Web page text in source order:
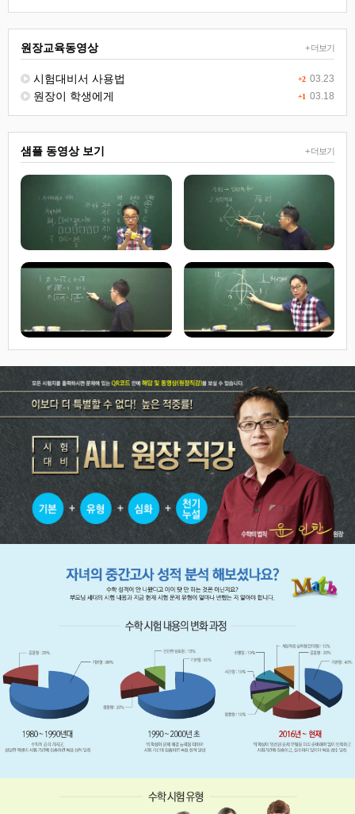
+ 더보기
원장교육동영상
+2 03.23
시험대비서 사용법
+1 03.18
원장이 학생에게
+ 더보기
샘플 동영상 보기